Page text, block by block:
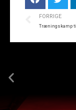
FORRIGE